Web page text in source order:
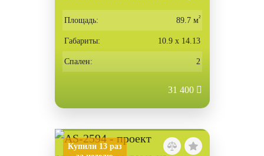
Площадь: 89.7 м²
Габариты: 10.9 х 14.13
Спален: 2
31 400
Купили 13 раз